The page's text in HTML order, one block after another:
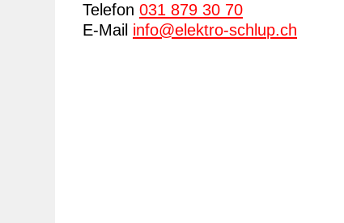
Telefon 031 879 30 70
E-Mail
nf ktr -schl p ch